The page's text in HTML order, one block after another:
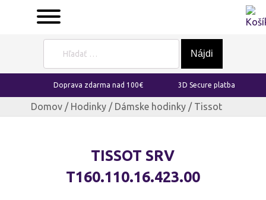
Doprava zdarma nad 100€ 3D Secure platba
Domov / Hodinky / Dámske hodinky / Tissot
TISSOT SRV
T160.110.16.423.00